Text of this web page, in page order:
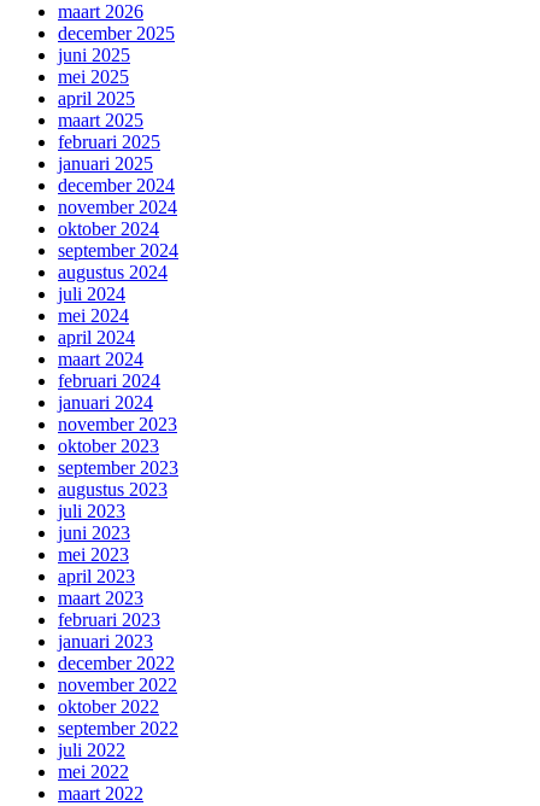
maart 2026
december 2025
juni 2025
mei 2025
april 2025
maart 2025
februari 2025
januari 2025
december 2024
november 2024
oktober 2024
september 2024
augustus 2024
juli 2024
mei 2024
april 2024
maart 2024
februari 2024
januari 2024
november 2023
oktober 2023
september 2023
augustus 2023
juli 2023
juni 2023
mei 2023
april 2023
maart 2023
februari 2023
januari 2023
december 2022
november 2022
oktober 2022
september 2022
juli 2022
mei 2022
maart 2022